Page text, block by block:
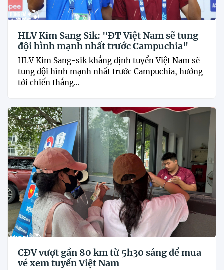
HLV Kim Sang Sik: "ĐT Việt Nam sẽ tung
đội hình mạnh nhất trước Campuchia"
HLV Kim Sang-sik khẳng định tuyển Việt Nam sẽ
tung đội hình mạnh nhất trước Campuchia, hướng
tới chiến thắng...
CĐV vượt gần 80 km từ 5h30 sáng để mua
vé xem tuyển Việt Nam